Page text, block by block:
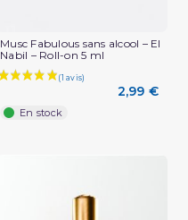
Musc Fabulous sans alcool – El
Nabil – Roll-on 5 ml
2,99 €
En stock